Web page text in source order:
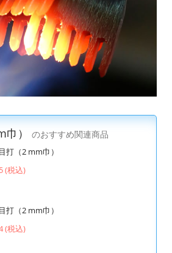
）
のおすすめ関連商品
打（2 mm巾）
(税込)
打（2 mm巾）
(税込)